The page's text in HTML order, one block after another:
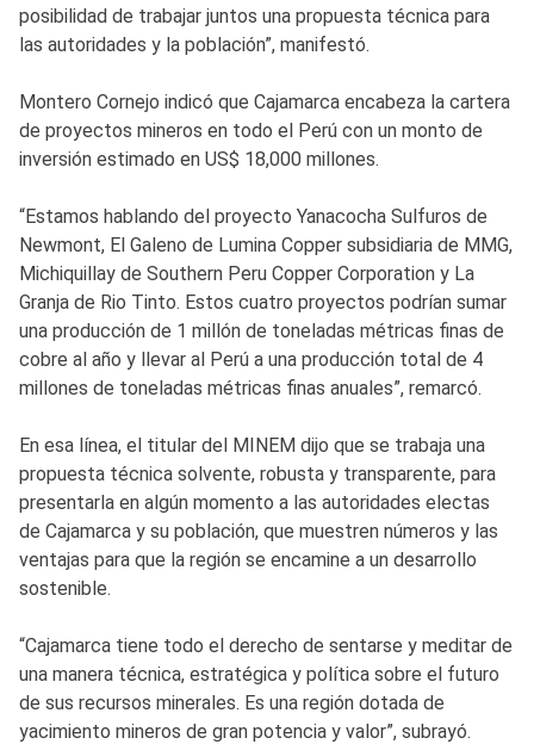
posibilidad de trabajar juntos una propuesta técnica para
las autoridades y la población”, manifestó.
Montero Cornejo indicó que Cajamarca encabeza la cartera
de proyectos mineros en todo el Perú con un monto de
inversión estimado en US$ 18,000 millones.
“Estamos hablando del proyecto Yanacocha Sulfuros de
Newmont, El Galeno de Lumina Copper subsidiaria de MMG,
Michiquillay de Southern Peru Copper Corporation y La
Granja de Rio Tinto. Estos cuatro proyectos podrían sumar
una producción de 1 millón de toneladas métricas finas de
cobre al año y llevar al Perú a una producción total de 4
millones de toneladas métricas finas anuales”, remarcó.
En esa línea, el titular del MINEM dijo que se trabaja una
propuesta técnica solvente, robusta y transparente, para
presentarla en algún momento a las autoridades electas
de Cajamarca y su población, que muestren números y las
ventajas para que la región se encamine a un desarrollo
sostenible.
“Cajamarca tiene todo el derecho de sentarse y meditar de
una manera técnica, estratégica y política sobre el futuro
de sus recursos minerales. Es una región dotada de
yacimiento mineros de gran potencia y valor”, subrayó.